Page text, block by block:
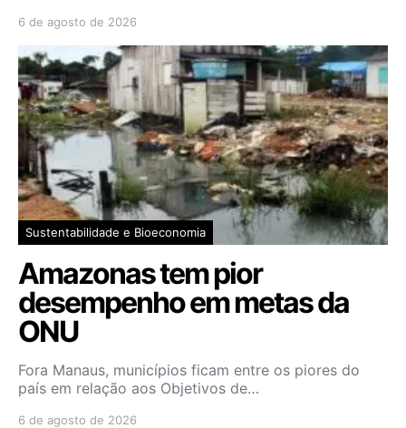
6 de agosto de 2026
Sustentabilidade e Bioeconomia
Amazonas tem pior
desempenho em metas da
ONU
Fora Manaus, municípios ficam entre os piores do
país em relação aos Objetivos de…
6 de agosto de 2026